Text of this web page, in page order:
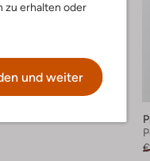
zu erhalten oder
und weiter